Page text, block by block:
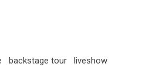
backstage tour
liveshow